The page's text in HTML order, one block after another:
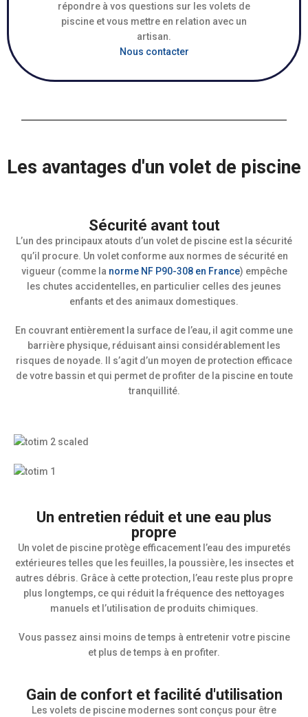
répondre à vos questions sur les volets de
piscine et vous mettre en relation avec un
artisan.
Nous contacter
Les avantages d'un volet de piscine
Sécurité avant tout
L’un des principaux atouts d’un volet de piscine est la sécurité
qu’il procure. Un volet conforme aux normes de sécurité en
vigueur (comme la norme NF P90-308 en France) empêche
les chutes accidentelles, en particulier celles des jeunes
enfants et des animaux domestiques.
En couvrant entièrement la surface de l’eau, il agit comme une
barrière physique, réduisant ainsi considérablement les
risques de noyade. Il s’agit d’un moyen de protection efficace
de votre bassin et qui permet de profiter de la piscine en toute
tranquillité.
Un entretien réduit et une eau plus
propre
Un volet de piscine protège efficacement l’eau des impuretés
extérieures telles que les feuilles, la poussière, les insectes et
autres débris. Grâce à cette protection, l’eau reste plus propre
plus longtemps, ce qui réduit la fréquence des nettoyages
manuels et l’utilisation de produits chimiques.
Vous passez ainsi moins de temps à entretenir votre piscine
et plus de temps à en profiter.
Gain de confort et facilité d'utilisation
Les volets de piscine modernes sont conçus pour être